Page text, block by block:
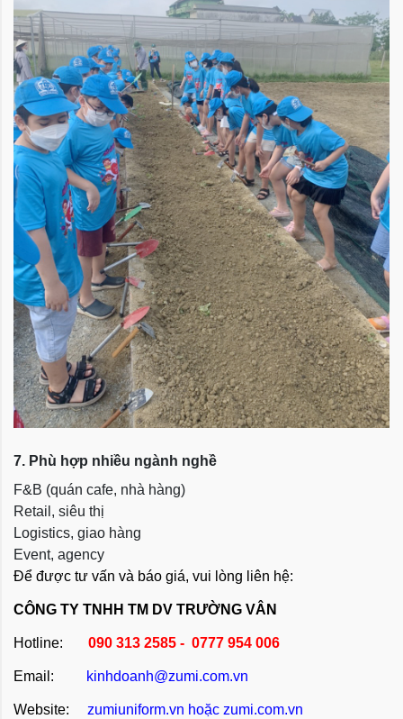
7. Phù hợp nhiều ngành nghề
F&B (quán cafe, nhà hàng)
Retail, siêu thị
Logistics, giao hàng
Event, agency
Để được tư vấn và báo giá, vui lòng liên hệ:
CÔNG TY TNHH TM DV TRƯỜNG VÂN
Hotline: 090 313 2585 - 0777 954 006
Email: kinhdoanh@zumi.com.vn
Website: zumiuniform.vn hoặc zumi.com.vn